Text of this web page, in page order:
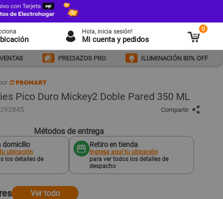
Hola, inicia sesión!
Mi cuenta y pedidos
0
PRECIAZOS PRO ILUMINACIÓN 80% OFF
Pico Duro Mickey2 Doble Pared 350 ML
Compartir
Métodos de entrega
domicilio
ubicación
los detalles de
Retiro en tienda
Ingresa aquí tu ubicación
para ver todos los detalles de
despacho
Ver todo